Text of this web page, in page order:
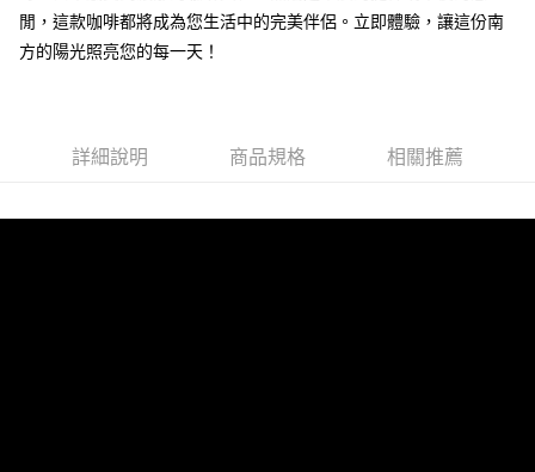
後付繳納相關費用。
※ 交易是否成功請以「AFTEE先享後付 」之結帳頁面顯示為準，若有關於
１．透過由恩沛科技股份有限公司提供之「AFTEE先享後付」服務完成之交
２．關於個人資料處理事宜，請瀏覽以下網址：
每筆NT$80，滿NT$1,000(含以上)免運費
7-11《咖啡豆》
每筆NT$80，滿NT$1,000(含以上)免運費
閒，這款咖啡都將成為您生活中的完美伴侶。立即體驗，讓這份南
方的陽光照亮您的每一天！
詳細說明 商品規格 相關推薦